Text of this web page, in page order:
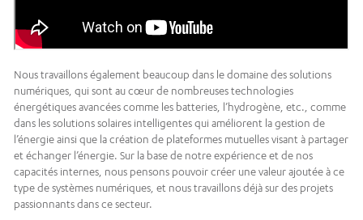
Nous travaillons également beaucoup dans le domaine des solutions
numériques, qui sont au cœur de nombreuses technologies
énergétiques avancées comme les batteries, l’hydrogène, etc., comme
dans les solutions solaires intelligentes qui améliorent la gestion de
l’énergie ainsi que la création de plateformes mutuelles visant à partager
et échanger l’énergie. Sur la base de notre expérience et de nos
capacités internes, nous pensons pouvoir créer une valeur ajoutée à ce
type de systèmes numériques, et nous travaillons déjà sur des projets
passionnants dans ce secteur.